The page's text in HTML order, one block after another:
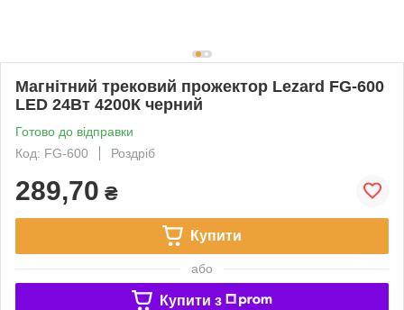
Магнітний трековий прожектор Lezard FG-600
LED 24Вт 4200К черний
Готово до відправки
Код: FG-600
Роздріб
289,70 ₴
Купити
або
Купити з